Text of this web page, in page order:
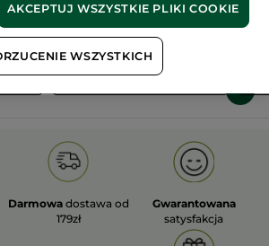
LINE LES DEODORANTS NAT.
Darmowa dostawa od
179zł
Gwarantowana
satysfakcja
WSZYSTKICH
AKCEPTUJ WSZYSTKIE PLIKI COOKIE